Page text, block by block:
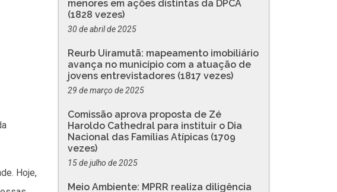
Hoje,
menores em ações distintas da DPCA
(1828 vezes)
30 de abril de 2025
Reurb Uiramutã: mapeamento imobiliário
avança no município com a atuação de
jovens entrevistadores (1817 vezes)
29 de março de 2025
Comissão aprova proposta de Zé
Haroldo Cathedral para instituir o Dia
Nacional das Famílias Atípicas (1709
vezes)
15 de julho de 2025
Meio Ambiente: MPRR realiza diligência